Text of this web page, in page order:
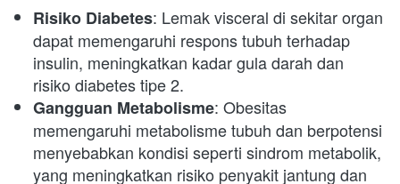
Risiko Diabetes: Lemak visceral di sekitar organ
dapat memengaruhi respons tubuh terhadap
insulin, meningkatkan kadar gula darah dan
risiko diabetes tipe 2.
Gangguan Metabolisme: Obesitas
memengaruhi metabolisme tubuh dan berpotensi
menyebabkan kondisi seperti sindrom metabolik,
yang meningkatkan risiko penyakit jantung dan